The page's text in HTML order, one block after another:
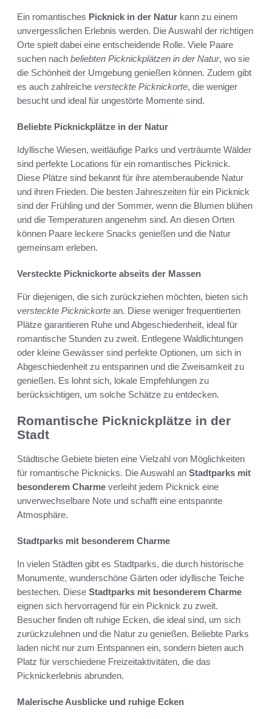
Ein romantisches Picknick in der Natur kann zu einem
unvergesslichen Erlebnis werden. Die Auswahl der richtigen
Orte spielt dabei eine entscheidende Rolle. Viele Paare
suchen nach beliebten Picknickplätzen in der Natur, wo sie
die Schönheit der Umgebung genießen können. Zudem gibt
es auch zahlreiche versteckte Picknickorte, die weniger
besucht und ideal für ungestörte Momente sind.
Beliebte Picknickplätze in der Natur
Idyllische Wiesen, weitläufige Parks und verträumte Wälder
sind perfekte Locations für ein romantisches Picknick.
Diese Plätze sind bekannt für ihre atemberaubende Natur
und ihren Frieden. Die besten Jahreszeiten für ein Picknick
sind der Frühling und der Sommer, wenn die Blumen blühen
und die Temperaturen angenehm sind. An diesen Orten
können Paare leckere Snacks genießen und die Natur
gemeinsam erleben.
Versteckte Picknickorte abseits der Massen
Für diejenigen, die sich zurückziehen möchten, bieten sich
versteckte Picknickorte an. Diese weniger frequentierten
Plätze garantieren Ruhe und Abgeschiedenheit, ideal für
romantische Stunden zu zweit. Entlegene Waldlichtungen
oder kleine Gewässer sind perfekte Optionen, um sich in
Abgeschiedenheit zu entspannen und die Zweisamkeit zu
genießen. Es lohnt sich, lokale Empfehlungen zu
berücksichtigen, um solche Schätze zu entdecken.
Romantische Picknickplätze in der
Stadt
Städtische Gebiete bieten eine Vielzahl von Möglichkeiten
für romantische Picknicks. Die Auswahl an Stadtparks mit
besonderem Charme verleiht jedem Picknick eine
unverwechselbare Note und schafft eine entspannte
Atmosphäre.
Stadtparks mit besonderem Charme
In vielen Städten gibt es Stadtparks, die durch historische
Monumente, wunderschöne Gärten oder idyllische Teiche
bestechen. Diese Stadtparks mit besonderem Charme
eignen sich hervorragend für ein Picknick zu zweit.
Besucher finden oft ruhige Ecken, die ideal sind, um sich
zurückzulehnen und die Natur zu genießen. Beliebte Parks
laden nicht nur zum Entspannen ein, sondern bieten auch
Platz für verschiedene Freizeitaktivitäten, die das
Picknickerlebnis abrunden.
Malerische Ausblicke und ruhige Ecken